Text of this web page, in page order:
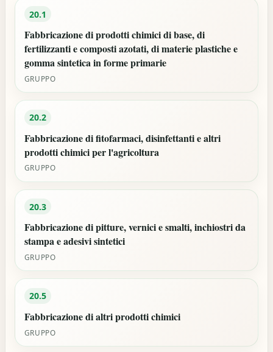
20.1
Fabbricazione di prodotti chimici di base, di
fertilizzanti e composti azotati, di materie plastiche e
gomma sintetica in forme primarie
GRUPPO
20.2
Fabbricazione di fitofarmaci, disinfettanti e altri
prodotti chimici per l'agricoltura
GRUPPO
20.3
Fabbricazione di pitture, vernici e smalti, inchiostri da
stampa e adesivi sintetici
GRUPPO
20.5
Fabbricazione di altri prodotti chimici
GRUPPO